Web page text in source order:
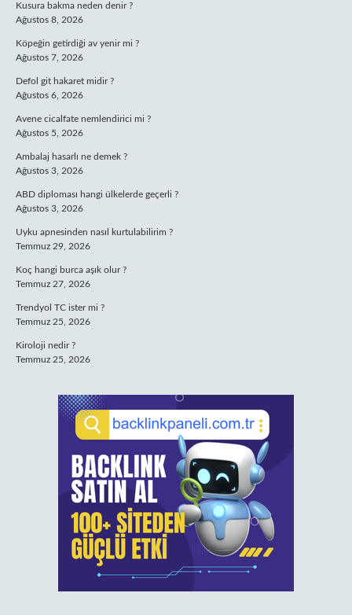
Kusura bakma neden denir ?
Ağustos 8, 2026
Köpeğin getirdiği av yenir mi ?
Ağustos 7, 2026
Defol git hakaret midir ?
Ağustos 6, 2026
Avene cicalfate nemlendirici mi ?
Ağustos 5, 2026
Ambalaj hasarlı ne demek ?
Ağustos 3, 2026
ABD diploması hangi ülkelerde geçerli ?
Ağustos 3, 2026
Uyku apnesinden nasıl kurtulabilirim ?
Temmuz 29, 2026
Koç hangi burca aşık olur ?
Temmuz 27, 2026
Trendyol TC ister mi ?
Temmuz 25, 2026
Kiroloji nedir ?
Temmuz 25, 2026